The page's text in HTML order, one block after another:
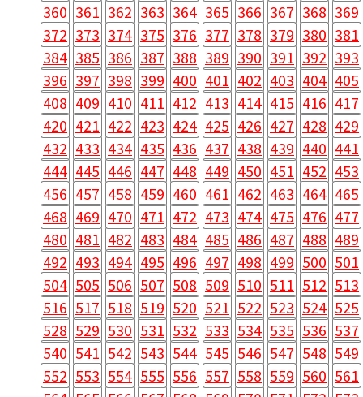
360 361 362 363 364 365 366 367 368 369
372 373 374 375 376 377 378 379 380 381
384 385 386 387 388 389 390 391 392 393
396 397 398 399 400 401 402 403 404 405
408 409 410 411 412 413 414 415 416 417
420 421 422 423 424 425 426 427 428 429
432 433 434 435 436 437 438 439 440 441
444 445 446 447 448 449 450 451 452 453
456 457 458 459 460 461 462 463 464 465
468 469 470 471 472 473 474 475 476 477
480 481 482 483 484 485 486 487 488 489
492 493 494 495 496 497 498 499 500 501
504 505 506 507 508 509 510 511 512 513
516 517 518 519 520 521 522 523 524 525
528 529 530 531 532 533 534 535 536 537
540 541 542 543 544 545 546 547 548 549
552 553 554 555 556 557 558 559 560 561